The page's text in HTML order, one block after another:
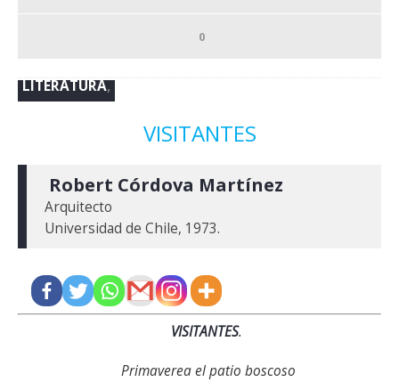
0
LITERATURA,
VISITANTES
Robert Córdova Martínez
Arquitecto
VISITANTES.
Primaverea el patio boscoso